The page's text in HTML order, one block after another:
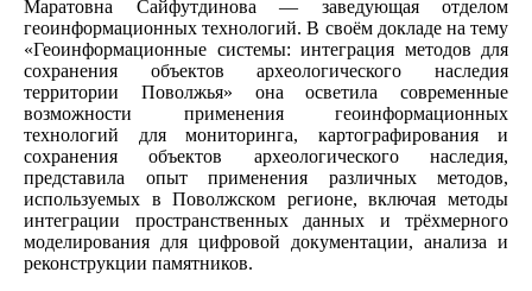
Маратовна Сайфутдинова — заведующая отделом
геоинформационных технологий. В своём докладе на тему
«Геоинформационные системы: интеграция методов для
сохранения объектов археологического наследия
территории Поволжья» она осветила современные
возможности применения геоинформационных
технологий для мониторинга, картографирования и
сохранения объектов археологического наследия,
представила опыт применения различных методов,
используемых в Поволжском регионе, включая методы
интеграции пространственных данных и трёхмерного
моделирования для цифровой документации, анализа и
реконструкции памятников.